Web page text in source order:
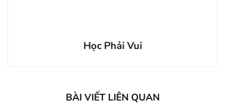
Học Phải Vui
BÀI VIẾT LIÊN QUAN